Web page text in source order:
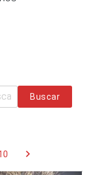
Buscar
chevron_right